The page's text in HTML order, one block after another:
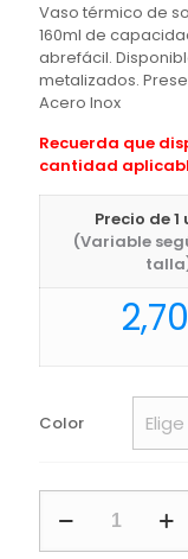
Vaso térmico de
160ml de
abrefácil.
metalizados.
Acero Inox
Recuerda que
cantidad
Precio de
(Variable
2,70
Color
Térmico
Zirgul